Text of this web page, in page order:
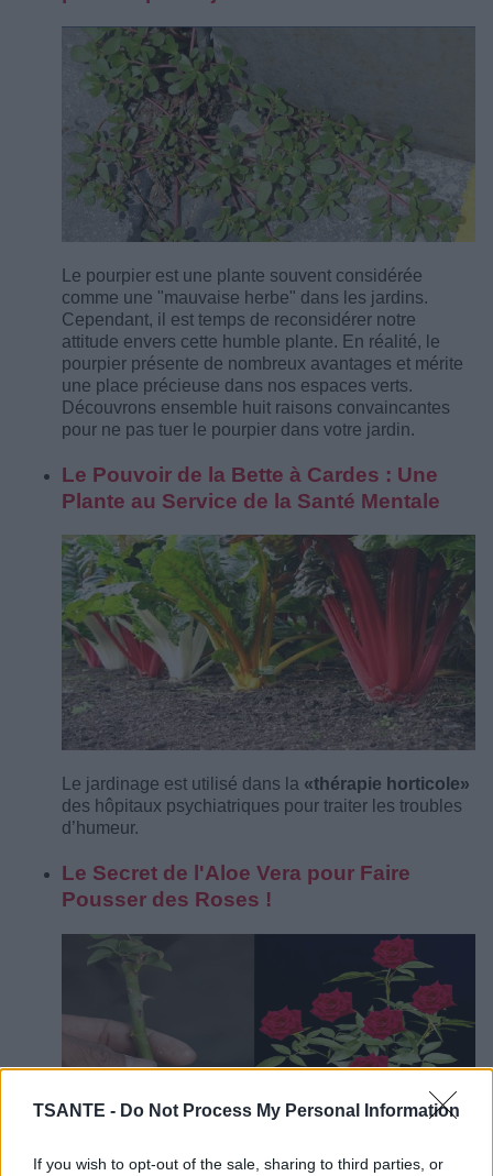
TSANTE - Do Not Process My Personal Information
If you wish to opt-out of the sale, sharing to third parties, or
Le pourpier est une plante souvent considérée
comme une "mauvaise herbe" dans les jardins.
Cependant, il est temps de reconsidérer notre
attitude envers cette humble plante. En réalité, le
pourpier présente de nombreux avantages et mérite
une place précieuse dans nos espaces verts.
Découvrons ensemble huit raisons convaincantes
pour ne pas tuer le pourpier dans votre jardin.
Le Pouvoir de la Bette à Cardes : Une
Plante au Service de la Santé Mentale
Le jardinage est utilisé dans la «thérapie horticole»
des hôpitaux psychiatriques pour traiter les troubles
d’humeur.
Le Secret de l'Aloe Vera pour Faire
Pousser des Roses !